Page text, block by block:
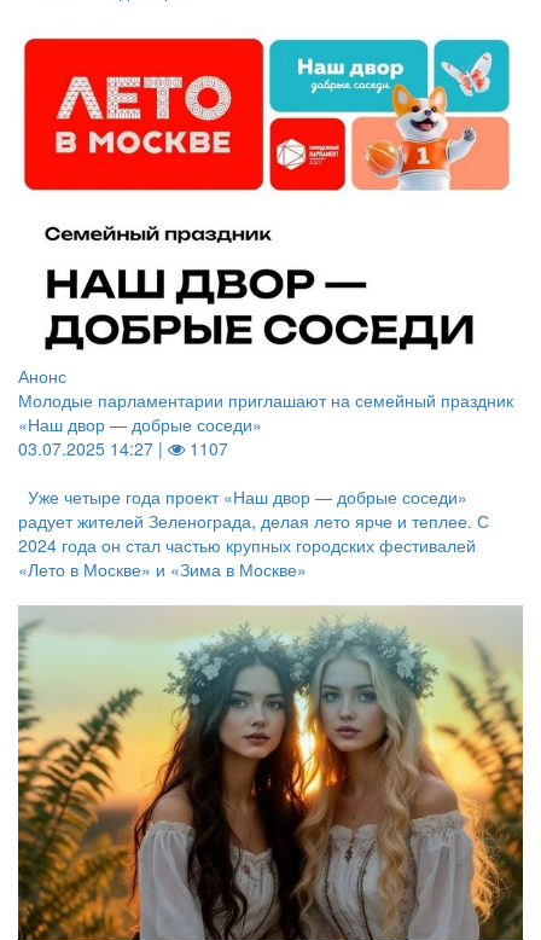
Анонс
Молодые парламентарии приглашают на семейный праздник
«Наш двор — добрые соседи»
03.07.2025 14:27 |
1107
Уже четыре года проект «Наш двор — добрые соседи»
радует жителей Зеленограда, делая лето ярче и теплее. С
2024 года он стал частью крупных городских фестивалей
«Лето в Москве» и «Зима в Москве»